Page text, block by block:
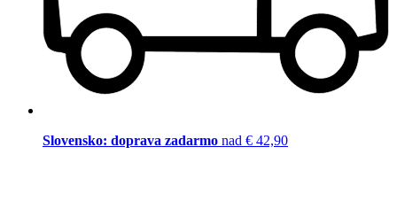
Slovensko: doprava zadarmo nad € 42,90